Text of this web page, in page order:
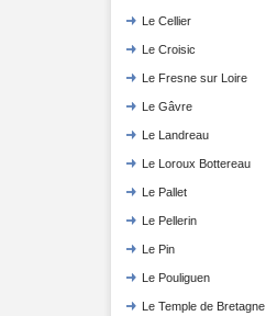
Le Cellier
Le Croisic
Le Fresne sur Loire
Le Gâvre
Le Landreau
Le Loroux Bottereau
Le Pallet
Le Pellerin
Le Pin
Le Pouliguen
Le Temple de Bretagne